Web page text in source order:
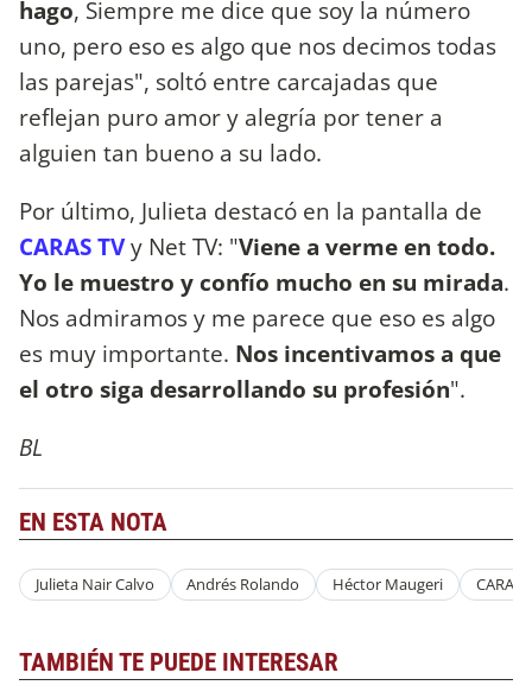
hago, Siempre me dice que soy la número
uno, pero eso es algo que nos decimos todas
las parejas", soltó entre carcajadas que
reflejan puro amor y alegría por tener a
alguien tan bueno a su lado.
Por último, Julieta destacó en la pantalla de
CARAS TVy Net TV: "Viene a verme en todo.
Yo le muestro y confío mucho en su mirada.
Nos admiramos y me parece que eso es algo
es muy importante. Nos incentivamos a que
el otro siga desarrollando su profesión".
BL
EN ESTA NOTA
Julieta Nair Calvo Andrés Rolando Héctor Maugeri CARAS
TAMBIÉN TE PUEDE INTERESAR